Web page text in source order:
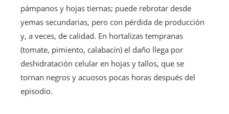
pámpanos y hojas tiernas; puede rebrotar desde
yemas secundarias, pero con pérdida de producción
y, a veces, de calidad. En hortalizas tempranas
(tomate, pimiento, calabacín) el daño llega por
deshidratación celular en hojas y tallos, que se
tornan negros y acuosos pocas horas después del
episodio.